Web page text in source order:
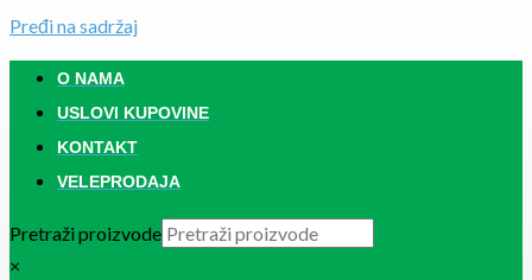
Pređi na sadržaj
O NAMA
USLOVI KUPOVINE
KONTAKT
VELEPRODAJA
Pretraži proizvode
×